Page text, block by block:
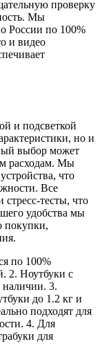
проверку
Мы
России по 100%
и видео
и подсветкой
но и
выбор может
расходам. Мы
что
Все
тесты, что
удобства мы
покупки,
по 100%
2. Ноутбуки с
наличии. 3.
до 1.2 кг и
подходят для
4. Для
для